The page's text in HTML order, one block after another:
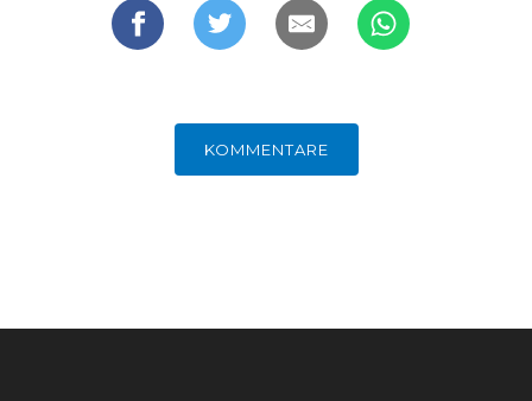
KOMMENTARE